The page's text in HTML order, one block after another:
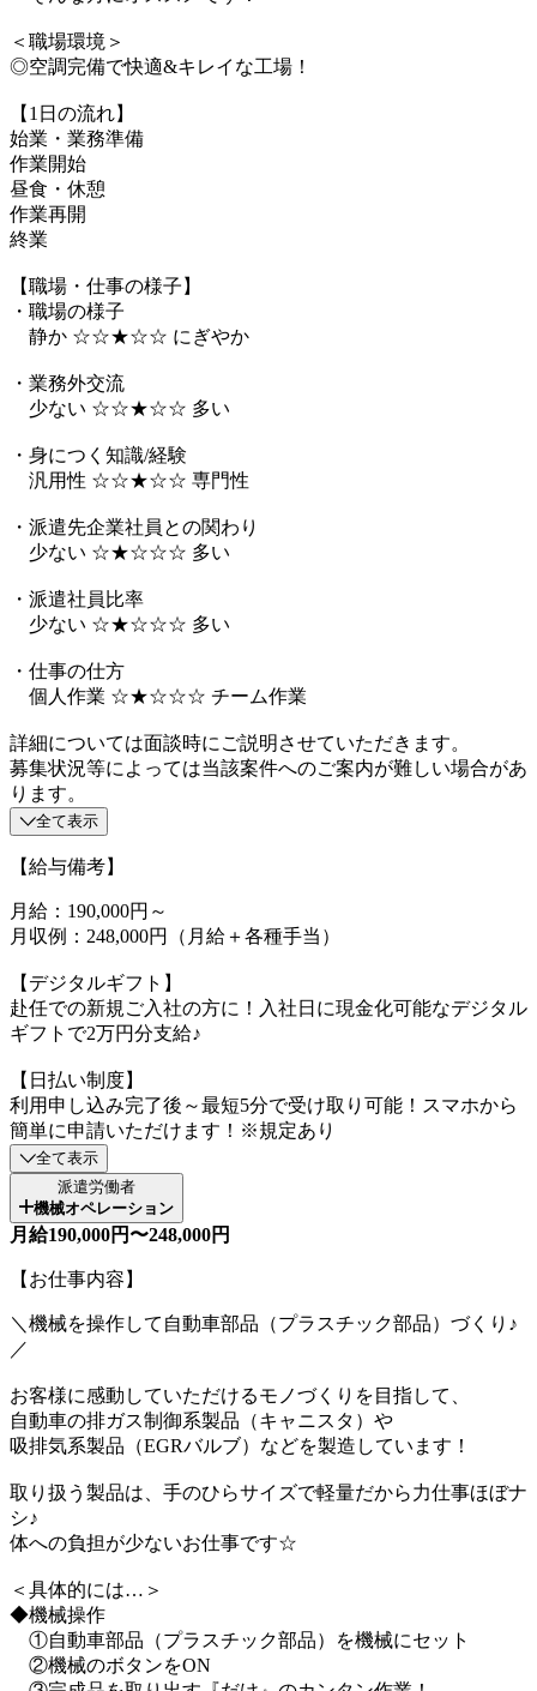
＜職場環境＞
◎空調完備で快適&キレイな工場！
【1日の流れ】
始業・業務準備
作業開始
昼食・休憩
作業再開
終業
【職場・仕事の様子】
・職場の様子
静か ☆☆★☆☆ にぎやか
・業務外交流
少ない ☆☆★☆☆ 多い
・身につく知識/経験
汎用性 ☆☆★☆☆ 専門性
・派遣先企業社員との関わり
少ない ☆★☆☆☆ 多い
・派遣社員比率
少ない ☆★☆☆☆ 多い
・仕事の仕方
個人作業 ☆★☆☆☆ チーム作業
詳細については面談時にご説明させていただきます。
募集状況等によっては当該案件へのご案内が難しい場合があ
ります。
全て表示
【給与備考】
月給：190,000円～
月収例：248,000円（月給＋各種手当）
【デジタルギフト】
赴任での新規ご入社の方に！入社日に現金化可能なデジタル
ギフトで2万円分支給♪
【日払い制度】
利用申し込み完了後～最短5分で受け取り可能！スマホから
簡単に申請いただけます！※規定あり
全て表示
派遣労働者
機械オペレーション
月給190,000円〜248,000円
【お仕事内容】
＼機械を操作して自動車部品（プラスチック部品）づくり♪
／
お客様に感動していただけるモノづくりを目指して、
自動車の排ガス制御系製品（キャニスタ）や
吸排気系製品（EGRバルブ）などを製造しています！
取り扱う製品は、手のひらサイズで軽量だから力仕事ほぼナ
シ♪
体への負担が少ないお仕事です☆
＜具体的には…＞
◆機械操作
①自動車部品（プラスチック部品）を機械にセット
②機械のボタンをON